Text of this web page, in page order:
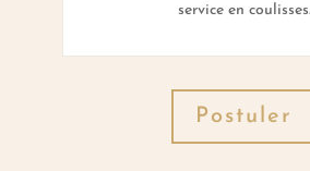
service en coulisses.
Postuler